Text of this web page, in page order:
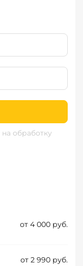
на обработку
от 4 000 руб.
от 2 990 руб.